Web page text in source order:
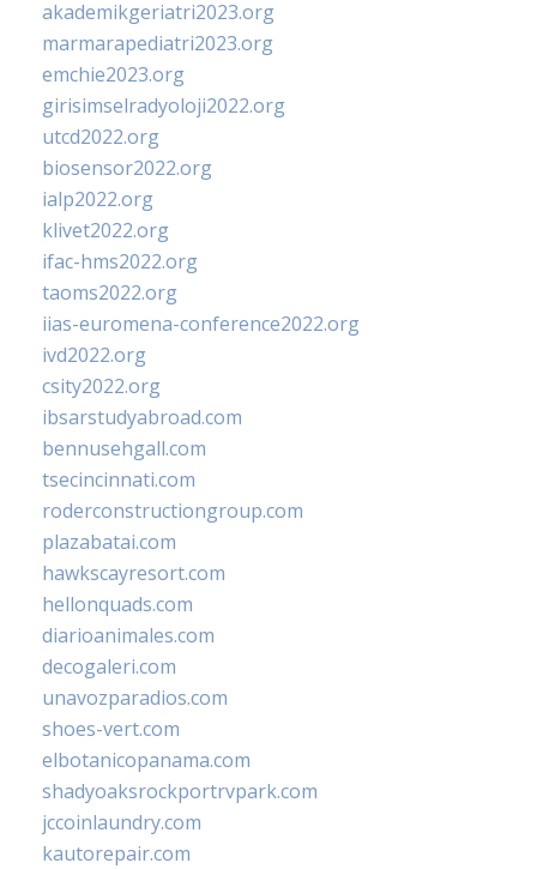
akademikgeriatri2023.org
marmarapediatri2023.org
emchie2023.org
girisimselradyoloji2022.org
utcd2022.org
biosensor2022.org
ialp2022.org
klivet2022.org
ifac-hms2022.org
taoms2022.org
iias-euromena-conference2022.org
ivd2022.org
csity2022.org
ibsarstudyabroad.com
bennusehgall.com
tsecincinnati.com
roderconstructiongroup.com
plazabatai.com
hawkscayresort.com
hellonquads.com
diarioanimales.com
decogaleri.com
unavozparadios.com
shoes-vert.com
elbotanicopanama.com
shadyoaksrockportrvpark.com
jccoinlaundry.com
kautorepair.com